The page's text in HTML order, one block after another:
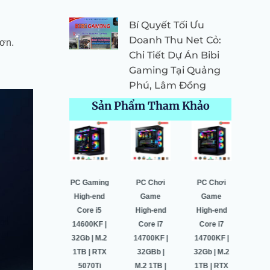
Bí Quyết Tối Ưu
Doanh Thu Net Cỏ:
Chi Tiết Dự Án Bibi
Gaming Tại Quảng
Phú, Lâm Đồng
Sản Phẩm Tham Khảo
60.987.000 ₫.
PC Gaming
High-end
Core i5
14600KF |
32Gb | M.2
1TB | RTX
5070Ti
Giá
gốc
là:
Giá
hiện
tại
50.443.000 ₫.
PC Chơi
Game
High-end
Core i7
14700KF |
32GBb |
M.2 1TB |
Giá
gốc
là:
Giá
hiện
tại
49.996.000 ₫.
PC Chơi
Game
High-end
Core i7
14700KF |
32Gb | M.2
1TB | RTX
Giá
gốc
là:
Giá
hiện
tại
45.740.000 ₫.